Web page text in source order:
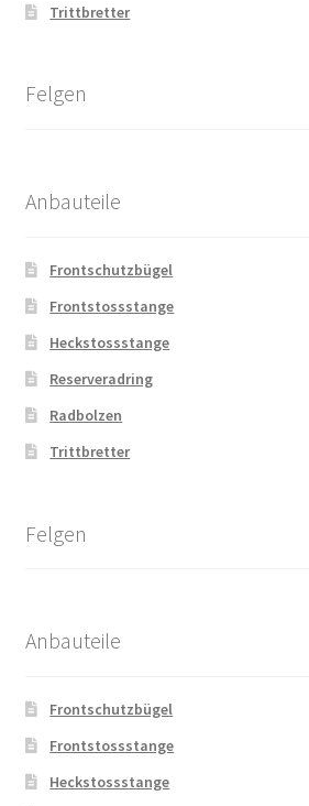
Trittbretter
Felgen
Anbauteile
Frontschutzbügel
Frontstossstange
Heckstossstange
Reserveradring
Radbolzen
Trittbretter
Felgen
Anbauteile
Frontschutzbügel
Frontstossstange
Heckstossstange